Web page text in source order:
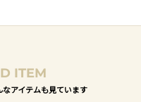
ITEM
アイテムも見ています